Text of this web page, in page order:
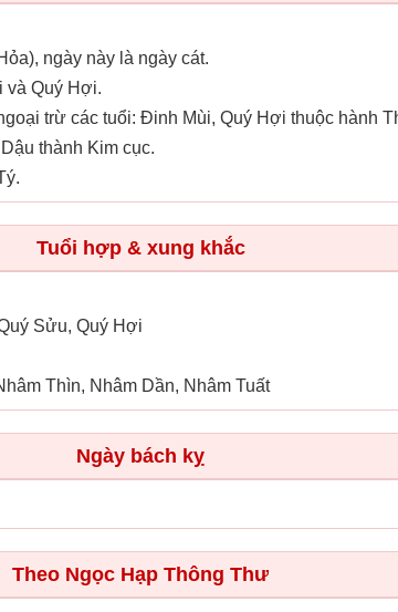
ngày này là ngày cát.
và Quý Hợi.
trừ các tuổi: Đinh Mùi, Quý Hợi thuộc hành
thành Kim cục.
Tuổi hợp & xung khắc
Sửu, Quý Hợi
Thìn, Nhâm Dần, Nhâm Tuất
Ngày bách kỵ
Theo Ngọc Hạp Thông Thư